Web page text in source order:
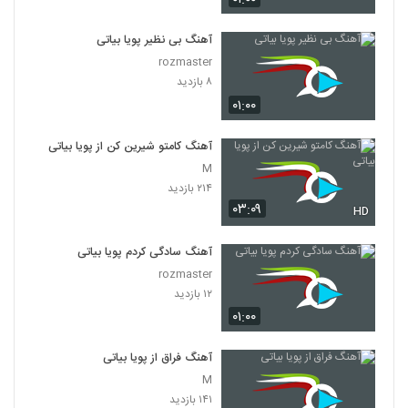
موزیک زیبای مستم کن از بابک ارجمند
سجاد حاتمی آهنگ عزیزترینی
Derayan Toro Mikham
۶۵۱ بازدید
آهنگ مهدی غریب بنام حالا حالا
48
دانلود آهنگ وصال امیری تقدیر
دانلود آهنگ سیامک عباسی من دیوانه نیستم
۰۱:۰۰
آهنگ بی نظیر پویا بیاتی
rozmaster
۸ بازدید
۰۳:۰۹ HD
آهنگ کامتو شیرین کن از پویا بیاتی
M
۲۱۴ بازدید
۰۱:۰۰
آهنگ سادگی کردم پویا بیاتی
rozmaster
۱۲ بازدید
آهنگ فراق از پویا بیاتی
M
۱۴۱ بازدید